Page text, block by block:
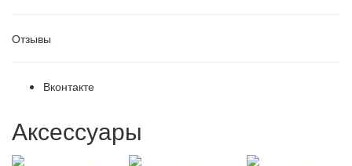
Отзывы
Вконтакте
Аксессуары